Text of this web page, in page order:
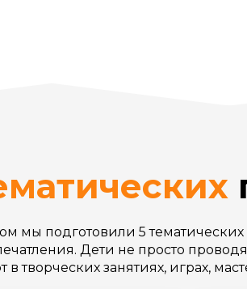
мы подготовили 5
Дети не просто
в творческих занятиях, играх,